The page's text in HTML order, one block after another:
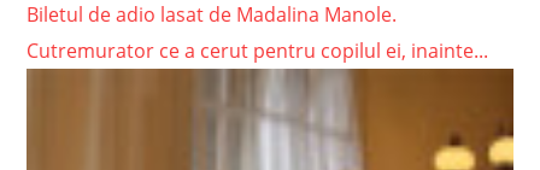
Biletul de adio lasat de Madalina Manole.
Cutremurator ce a cerut pentru copilul ei, inainte...